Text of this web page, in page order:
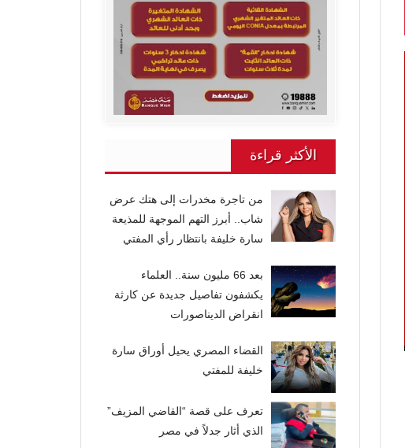
الأكثر قراءة
من تاجرة مخدرات إلى هتك عرض
شاب.. أبرز التهم الموجهة للمذيعة
سارة خليفة بانتظار رأي المفتي
بعد 66 مليون سنة.. العلماء
يكشفون تفاصيل جديدة عن كارثة
انقراض الديناصورات
القضاء المصري يحيل أوراق سارة
خليفة للمفتي
تعرف على قصة “القاضي المزيف”
الذي أثار جدلاً في مصر